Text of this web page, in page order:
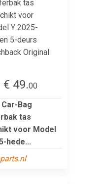
€ 49.00
Bag
tas
voor Model
hede...